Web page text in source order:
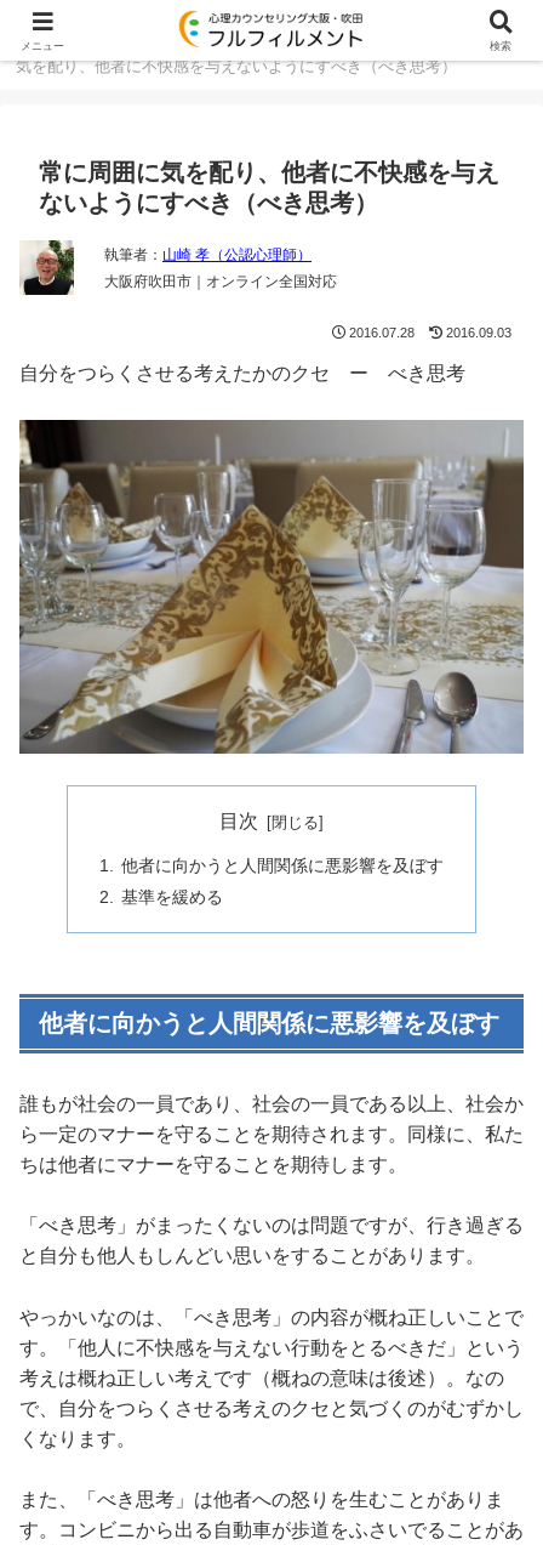
大阪・吹田のカウンセリング TOP コラム
常に周囲に
気を配り、他者に不快感を与えないようにすべき（べき思考）
常に周囲に気を配り、他者に不快感を与え
ないようにすべき（べき思考）
執筆者： 山崎 孝（公認心理師）
大阪府吹田市｜オンライン全国対応
2016.07.28 2016.09.03
自分をつらくさせる考えたかのクセ ー べき思考
目次
他者に向かうと人間関係に悪影響を及ぼす
基準を緩める
他者に向かうと人間関係に悪影響を及ぼす
誰もが社会の一員であり、社会の一員である以上、社会か
ら一定のマナーを守ることを期待されます。同様に、私た
ちは他者にマナーを守ることを期待します。
「べき思考」がまったくないのは問題ですが、行き過ぎる
と自分も他人もしんどい思いをすることがあります。
やっかいなのは、「べき思考」の内容が概ね正しいことで
す。「他人に不快感を与えない行動をとるべきだ」という
考えは概ね正しい考えです（概ねの意味は後述）。なの
で、自分をつらくさせる考えのクセと気づくのがむずかし
くなります。
また、「べき思考」は他者への怒りを生むことがありま
す。コンビニから出る自動車が歩道をふさいでることがあ
メニュー 検索